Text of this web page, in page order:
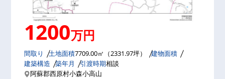
1200万円
間取り 土地面積7709.00㎡（2331.97坪）
建物面積
建築構造
築年月 引渡時期相談
阿蘇郡西原村小森小高山